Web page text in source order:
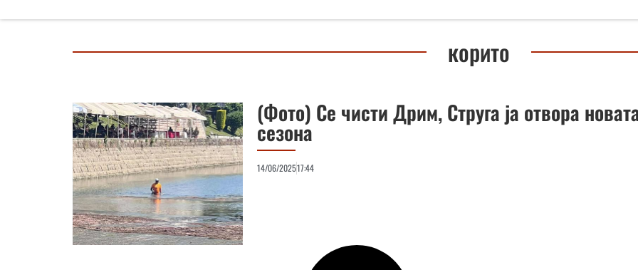
корито
(Фото) Се чисти Дрим, Струга ја отвора
сезона
14/06/202517:44